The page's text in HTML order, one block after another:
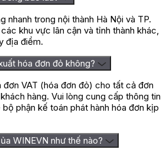
nhanh trong nội thành Hà Nội và TP.
khu vực lân cận và tỉnh thành khác,
địa điểm.
hóa đơn đỏ không?
đơn VAT (hóa đơn đỏ) cho tất cả đơn
hàng. Vui lòng cung cấp thông tin
phận kế toán phát hành hóa đơn kịp
WINEVN như thế nào?